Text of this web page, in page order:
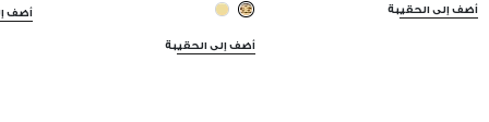
أضف إلى الحقيبة
أضف إلى الحقيبة
أضف